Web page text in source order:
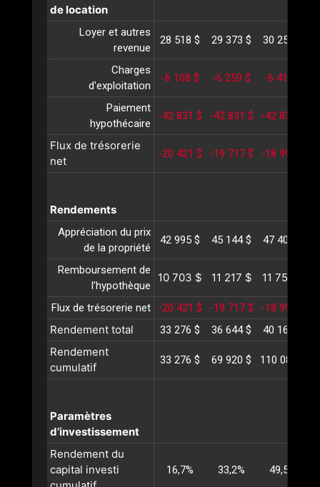
de location
Loyer et autres
revenue
28 518 $ 29 373 $ 30 254 $
Charges
d'exploitation
-6 108 $ -6 259 $ -6 415 $
Paiement
hypothécaire
-42 831 $ -42 831 $ -42 831 $
Flux de trésorerie
net
-20 421 $ -19 717 $ -18 992 $
Rendements
Appréciation du prix
de la propriété
42 995 $ 45 144 $ 47 401 $
Remboursement de
l’hypothèque
10 703 $ 11 217 $ 11 756 $
Flux de trésorerie net -20 421 $ -19 717 $ -18 992 $
Rendement total 33 276 $ 36 644 $ 40 166 $
Rendement
cumulatif
33 276 $ 69 920 $ 110 087 $
Paramètres
d’investissement
Rendement du
capital investi
16,7% 33,2% 49,5%